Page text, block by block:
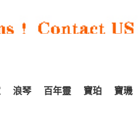
浪琴 百年靈 寶珀 寶璣